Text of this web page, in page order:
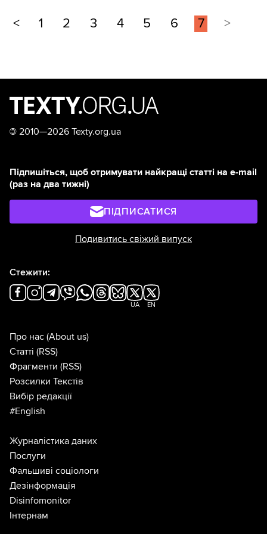
< 1 2 3 4 5 6 7 >
© 2010—2026 Texty.org.ua
Підпишіться, щоб отримувати найкращі статті на e-mail
(раз на два тижні)
ПІДПИСАТИСЯ
Подивитись свіжий випуск
Стежити:
UA EN
Про нас (About us)
Статті (RSS)
Фрагменти (RSS)
Розсилки Текстів
Вибір редакції
#English
Журналістика даних
Послуги
Фальшиві соціологи
Дезінформація
Disinfomonitor
Інтернам